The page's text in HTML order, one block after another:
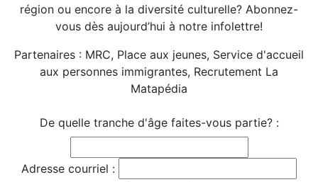
région ou encore à la diversité culturelle? Abonnez-
vous dès aujourd’hui à notre infolettre!
Partenaires : MRC, Place aux jeunes, Service d'accueil
aux personnes immigrantes, Recrutement La
Matapédia
De quelle tranche d'âge faites-vous partie? :
Adresse courriel :